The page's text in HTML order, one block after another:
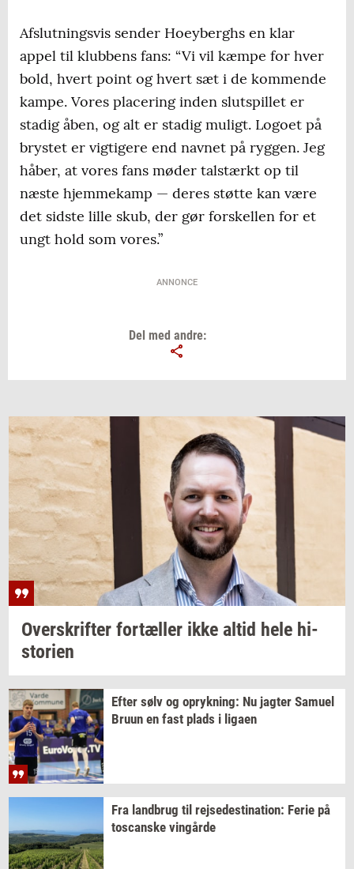
Afslutningsvis sender Hoeyberghs en klar
appel til klubbens fans: “Vi vil kæmpe for hver
bold, hvert point og hvert sæt i de kommende
kampe. Vores placering inden slutspillet er
stadig åben, og alt er stadig muligt. Logoet på
brystet er vigtigere end navnet på ryggen. Jeg
håber, at vores fans møder talstærkt op til
næste hjemmekamp — deres støtte kan være
det sidste lille skub, der gør forskellen for et
ungt hold som vores.”
ANNONCE
Del med andre:
Over­skrif­ter for­tæl­ler ikke altid hele hi­
sto­ri­en
Efter sølv og op­ryk­ning: Nu jag­ter Samu­el
Bruun en fast plads i liga­en
Fra land­brug til rej­se­desti­na­tion: Ferie på
toscan­ske vin­går­de